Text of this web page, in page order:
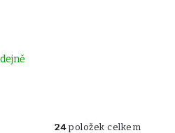
24položek celkem